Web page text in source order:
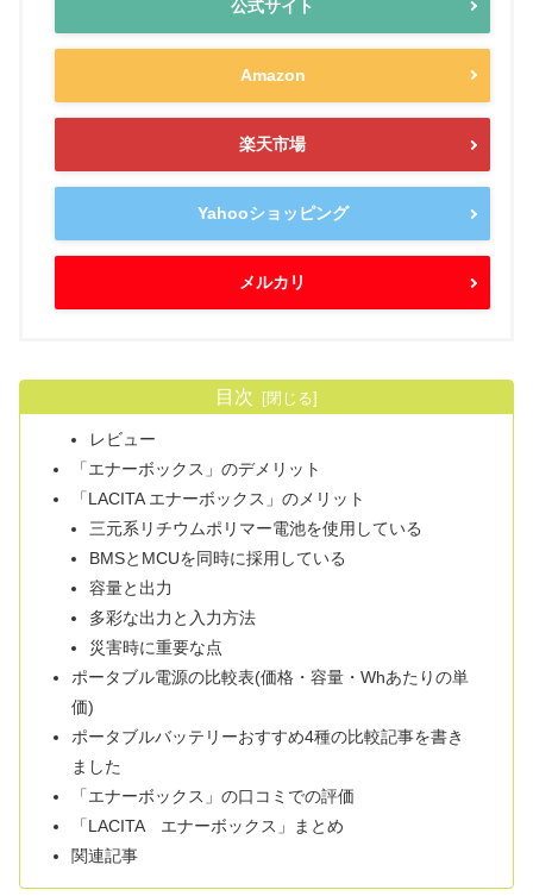
公式サイト
Amazon
楽天市場
Yahooショッピング
メルカリ
目次
レビュー
「エナーボックス」のデメリット
「LACITA エナーボックス」のメリット
三元系リチウムポリマー電池を使用している
BMSとMCUを同時に採用している
容量と出力
多彩な出力と入力方法
災害時に重要な点
ポータブル電源の比較表(価格・容量・Whあたりの単
価)
ポータブルバッテリーおすすめ4種の比較記事を書き
ました
「エナーボックス」の口コミでの評価
「LACITA エナーボックス」まとめ
関連記事